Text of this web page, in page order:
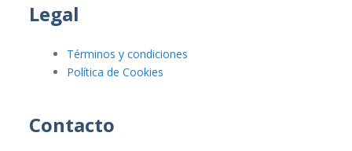
Legal
Términos y condiciones
Política de Cookies
Contacto